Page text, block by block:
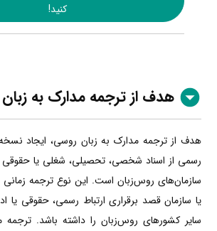
کنید!
هدف از ترجمه مدارک به
هدف از ترجمه مدارک به زبان روسی، ایجاد
رسمی از اسناد شخصی، تحصیلی، شغلی یا حقوقی
سازمان‌های روس‌زبان است. این نوع ترجمه زمانی
یا سازمان قصد برقراری ارتباط رسمی، حقوقی یا
سایر کشورهای روس‌زبان را داشته باشد.